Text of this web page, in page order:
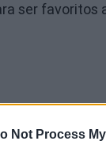
Not Process
ser favoritos